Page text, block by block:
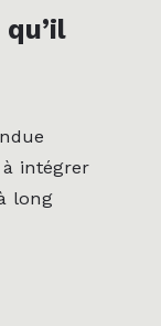
intégrer
long